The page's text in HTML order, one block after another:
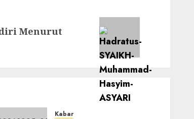
Menurut
Kabar